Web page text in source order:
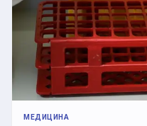
МЕДИЦИНА